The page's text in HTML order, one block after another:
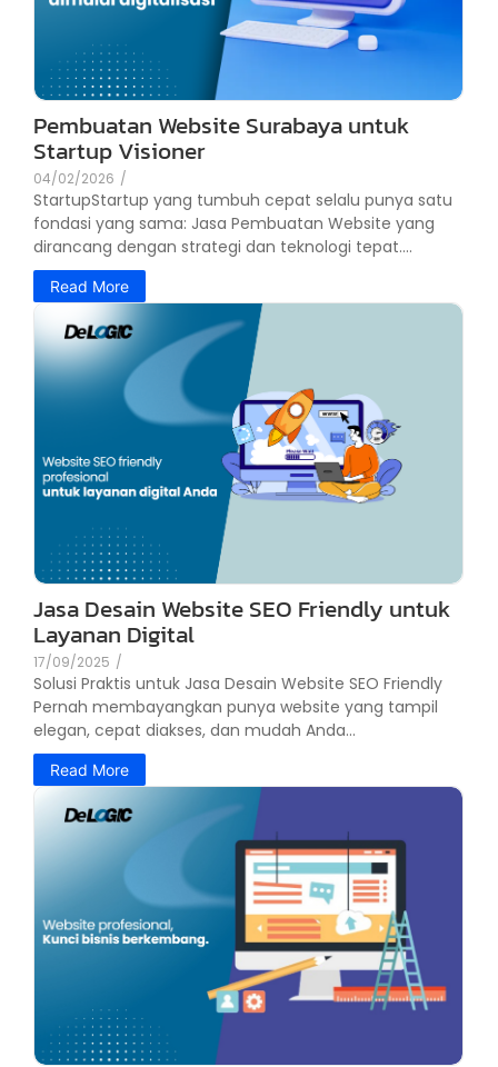
Pembuatan Website Surabaya untuk
Startup Visioner
04/02/2026 /
StartupStartup yang tumbuh cepat selalu punya satu
fondasi yang sama: Jasa Pembuatan Website yang
dirancang dengan strategi dan teknologi tepat....
Read More
Jasa Desain Website SEO Friendly untuk
Layanan Digital
17/09/2025 /
Solusi Praktis untuk Jasa Desain Website SEO Friendly
Pernah membayangkan punya website yang tampil
elegan, cepat diakses, dan mudah Anda...
Read More